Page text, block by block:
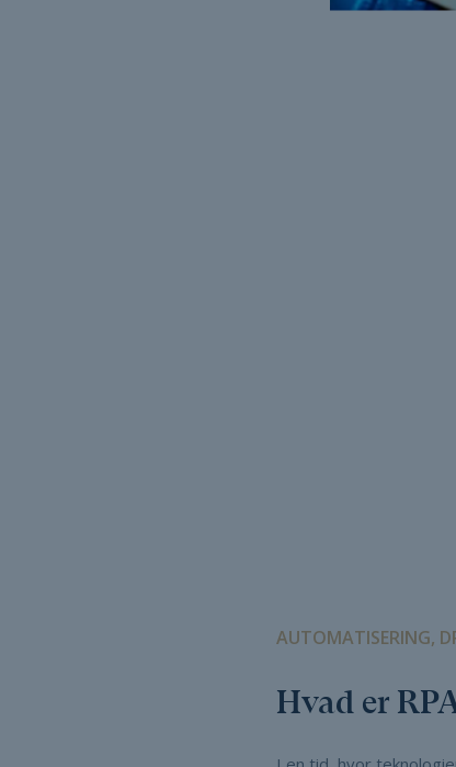
AUTOMATISERING,
Hvad er